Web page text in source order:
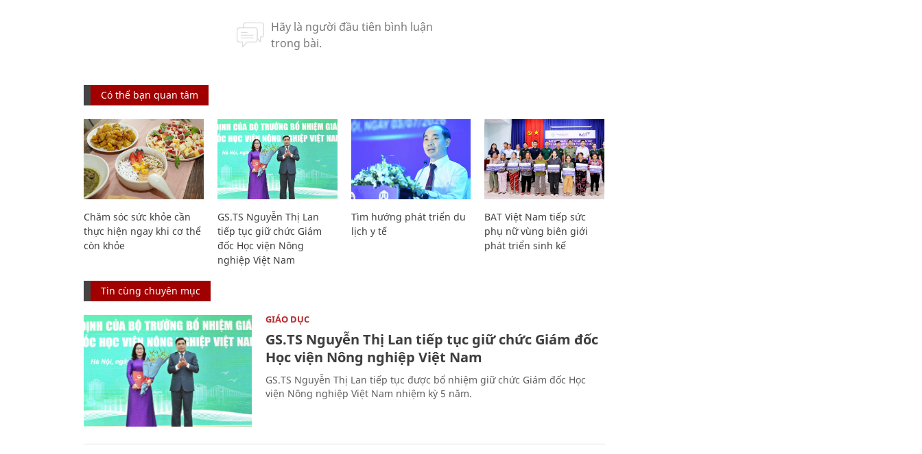
Có thể bạn quan tâm
Chăm sóc sức khỏe cần
thực hiện ngay khi cơ thể
còn khỏe
GS.TS Nguyễn Thị Lan
tiếp tục giữ chức Giám
đốc Học viện Nông
nghiệp Việt Nam
Tìm hướng phát triển du
lịch y tế
BAT Việt Nam tiếp sức
phụ nữ vùng biên giới
phát triển sinh kế
Tin cùng chuyên mục
GIÁO DỤC
GS.TS Nguyễn Thị Lan tiếp tục giữ chức Giám đốc
Học viện Nông nghiệp Việt Nam
GS.TS Nguyễn Thị Lan tiếp tục được bổ nhiệm giữ chức Giám đốc Học
viện Nông nghiệp Việt Nam nhiệm kỳ 5 năm.